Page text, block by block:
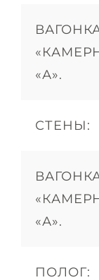
«А».
СТЕНЫ:
«А».
ПОЛОГ: